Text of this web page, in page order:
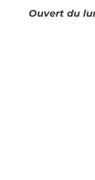
Ouvert du